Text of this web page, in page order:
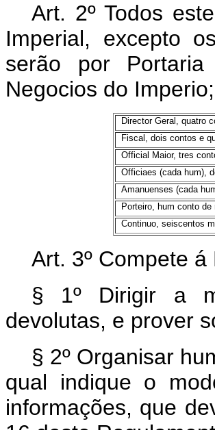
Art. 2º Todos
Imperial, excepto
serão por
Negocios do
Director Geral, quatro
Fiscal, dois contos e
Official Maior, tres
Officiaes (cada hum),
Amanuenses (cada
Porteiro, hum conto de
Continuo, seiscentos
Art. 3º Compete
§ 1º Dirigir a
devolutas, e prover
§ 2º Organisar
qual indique o
informações, que